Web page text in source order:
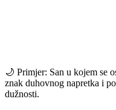
🌙 Primjer: San u kojem se
znak duhovnog napretka i
dužnosti.